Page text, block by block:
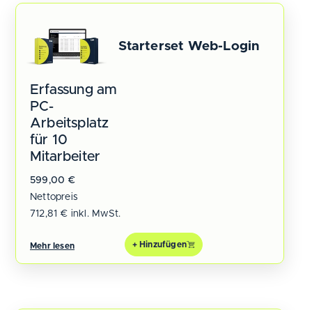
Starterset Web-Login
Erfassung am
PC-
Arbeitsplatz
für 10
Mitarbeiter
599,00 €
Nettopreis
712,81 € inkl. MwSt.
Mehr lesen + Hinzufügen